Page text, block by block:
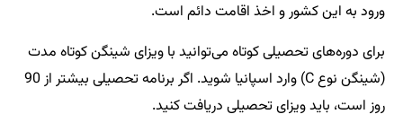
ورود به این کشور و اخذ اقامت دائم است.
برای دوره‌های تحصیلی کوتاه می‌توانید با ویزای شینگن کوتاه مدت
(شینگن نوع C) وارد اسپانیا شوید. اگر برنامه تحصیلی بیشتر از 90
روز است، باید ویزای تحصیلی دریافت کنید.